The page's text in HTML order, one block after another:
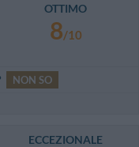
OTTIMO
8/10
NON SO
ECCEZIONALE